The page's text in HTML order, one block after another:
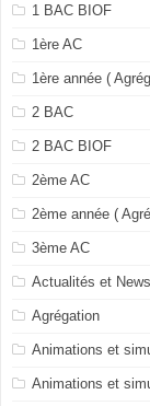
1 BAC BIOF
1ère AC
1ère année (
2 BAC
2 BAC BIOF
2ème AC
2ème année (
3ème AC
Actualités et News
Agrégation
Animations et
Animations et